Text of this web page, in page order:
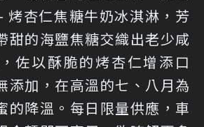
烤杏仁焦糖牛奶冰淇淋，芳
甜的海鹽焦糖交織出老少咸
佐以酥脆的烤杏仁增添口
添加，在高溫的七、八月為
的降溫。每日限量供應，車